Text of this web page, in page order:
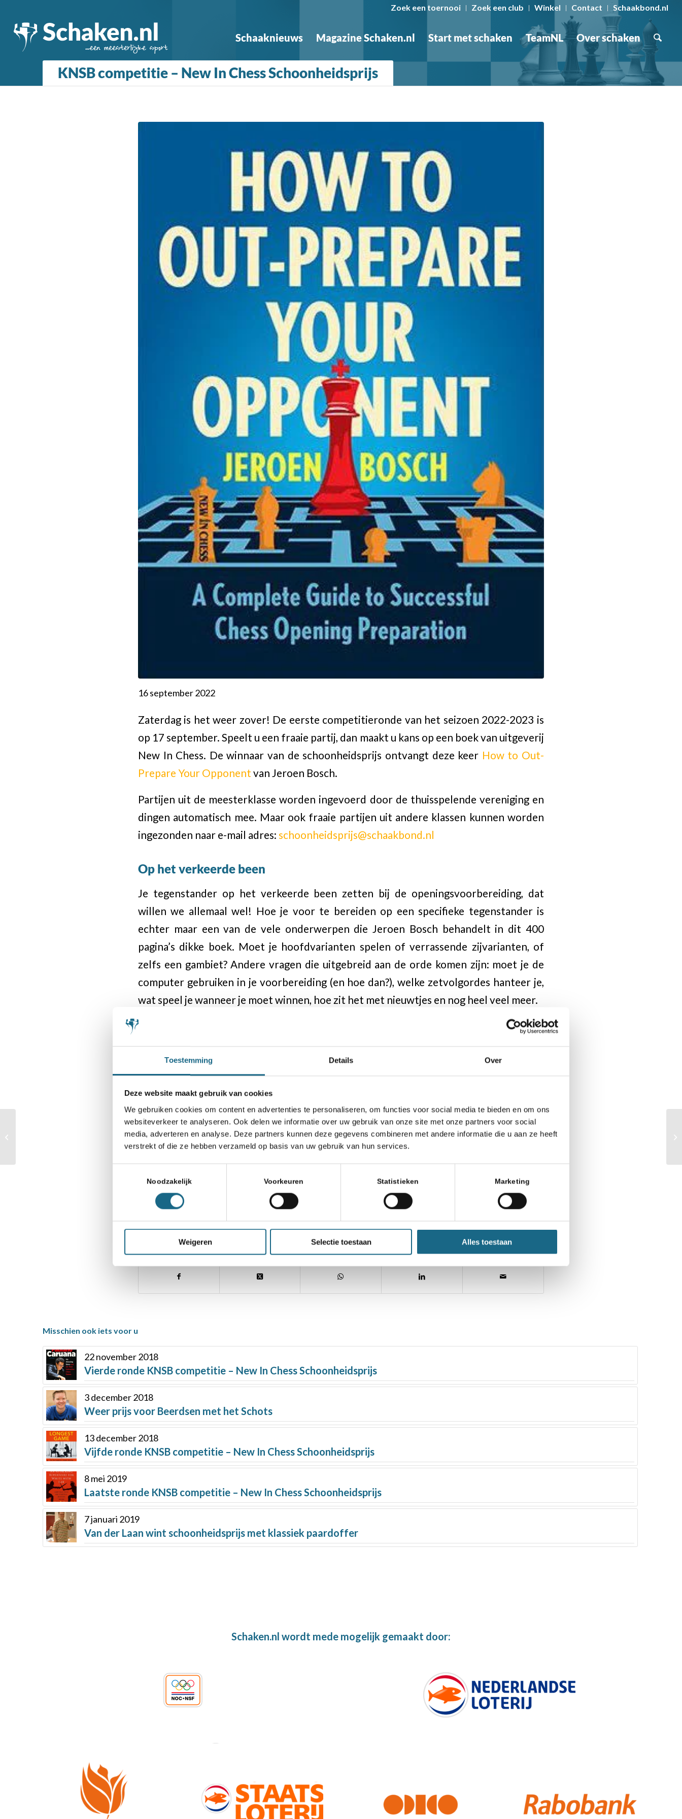
Toestemming Details Over
Deze website maakt gebruik van cookies
We gebruiken cookies om content en advertenties te personaliseren, om functies voor social media te bieden en om ons
websiteverkeer te analyseren. Ook delen we informatie over uw gebruik van onze site met onze partners voor social
media, adverteren en analyse. Deze partners kunnen deze gegevens combineren met andere informatie die u aan ze heeft
verstrekt of die ze hebben verzameld op basis van uw gebruik van hun services.
Noodzakelijk Voorkeuren Statistieken Marketing
Weigeren Selectie toestaan Alles toestaan
Zoek een toernooi Zoek een club Winkel Contact Schaakbond.nl
Schaaknieuws Magazine Schaken.nl Start met schaken TeamNL Over schaken
KNSB competitie – New In Chess Schoonheidsprijs
16 september 2022
Zaterdag is het weer zover! De eerste competitieronde van het seizoen 2022-2023 is
op 17 september. Speelt u een fraaie partij, dan maakt u kans op een boek van uitgeverij
New In Chess. De winnaar van de schoonheidsprijs ontvangt deze keer How to Out-
Prepare Your Opponent van Jeroen Bosch.
Partijen uit de meesterklasse worden ingevoerd door de thuisspelende vereniging en
dingen automatisch mee. Maar ook fraaie partijen uit andere klassen kunnen worden
ingezonden naar e-mail adres: schoonheidsprijs@schaakbond.nl
Op het verkeerde been
Je tegenstander op het verkeerde been zetten bij de openingsvoorbereiding, dat
willen we allemaal wel! Hoe je voor te bereiden op een specifieke tegenstander is
echter maar een van de vele onderwerpen die Jeroen Bosch behandelt in dit 400
pagina’s dikke boek. Moet je hoofdvarianten spelen of verrassende zijvarianten, of
zelfs een gambiet? Andere vragen die uitgebreid aan de orde komen zijn: moet je de
computer gebruiken in je voorbereiding (en hoe dan?), welke zetvolgordes hanteer je,
wat speel je wanneer je moet winnen, hoe zit het met nieuwtjes en nog heel veel meer.
Een speciaal hoofdstuk is ingeruimd voor het openingsspel van Magnus Carlsen, en wat
we van hem kunnen leren. Hoewel er veel concrete openingsinformatie in het boek
staat, is dit niet een boek over een specifieke opening. Het is vooral bedoeld om de
lezer na te laten denken over zijn openingsstrategie als geheel (en dat is belangrijker
dan al die concrete openingszetjes!).
Categorie
Competitie, Schoonheidsprijs
Deel dit stuk
Misschien ook iets voor u
22 november 2018
Vierde ronde KNSB competitie – New In Chess Schoonheidsprijs
3 december 2018
Weer prijs voor Beerdsen met het Schots
13 december 2018
Vijfde ronde KNSB competitie – New In Chess Schoonheidsprijs
8 mei 2019
Laatste ronde KNSB competitie – New In Chess Schoonheidsprijs
7 januari 2019
Van der Laan wint schoonheidsprijs met klassiek paardoffer
Schaken.nl wordt mede mogelijk gemaakt door: